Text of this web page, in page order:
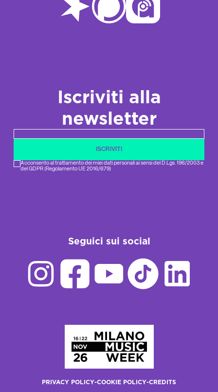
Iscriviti alla
newsletter
ISCRIVITI
Acconsento al trattamento dei miei dati personali ai sensi del D.Lgs. 196/2003 e
del GDPR (Regolamento UE 2016/679)
Seguici sui social
PRIVACY POLICY-COOKIE POLICY-CREDITS